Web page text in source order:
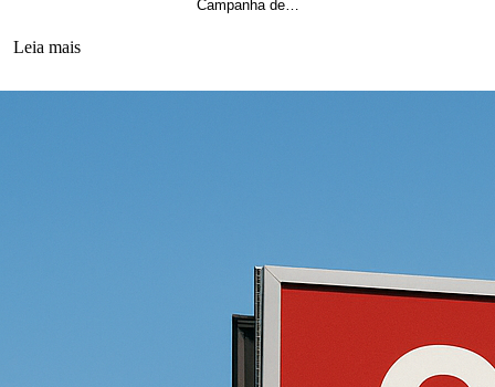
Campanha de…
Leia mais